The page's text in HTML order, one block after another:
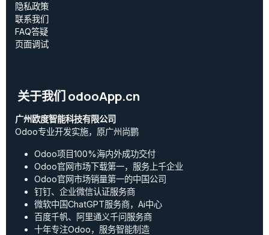
‎隐私政策‎
联系我们
FAQ答疑
页面调试
关于我们 odooApp.cn
广州欧度智能科技有限公司
Odoo专业开发实施，原广州尚鹏
Odoo项目100%海内外成功交付
Odoo官网市场下载第一，服务上千企业
Odoo官网市场销量第一的中国公司
钉钉、企业微信认证服务商
微软中国ChatGPT服务商，Ai中心
百度千帆、阿里通义千问服务商
十年专注Odoo，服务智能制造